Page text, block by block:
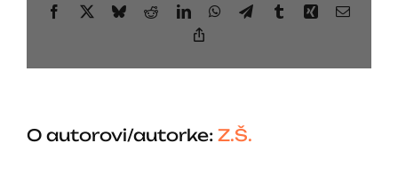
Facebook BlueskyRedditLinkedInWhatsApp
TelegramTumblrXingEmail
O autorovi/autorke: Z.Š.